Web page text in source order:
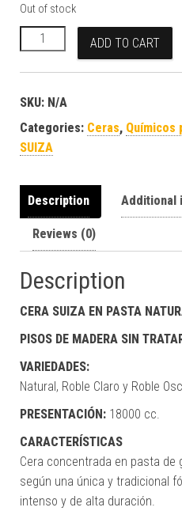
Out of stock
Cera En Pasta | Natural /
ADD TO CART
SKU: N/A
Categories: Ceras, Químicos
SUIZA
Description Additional
Reviews (0)
Description
CERA SUIZA EN PASTA
PISOS DE MADERA SIN
VARIEDADES:
Natural, Roble Claro y Roble
PRESENTACIÓN: 18000 cc.
CARACTERÍSTICAS
Cera concentrada en pasta de
según una única y tradicional
intenso y de alta duración.